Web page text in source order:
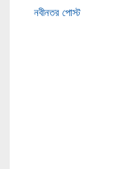
নবীনতর পোস্ট